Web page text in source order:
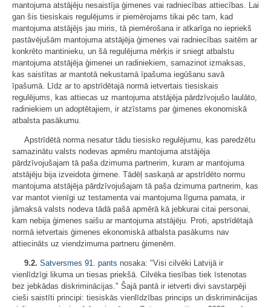
mantojuma atstājēju nesaistīja ģimenes vai radniecības attiecības. Lai
gan šis tiesiskais regulējums ir piemērojams tikai pēc tam, kad
mantojuma atstājējs jau miris, tā piemērošana ir atkarīga no iepriekš
pastāvējušām mantojuma atstājēja ģimenes vai radniecības saitēm ar
konkrēto mantinieku, un šā regulējuma mērķis ir sniegt atbalstu
mantojuma atstājēja ģimenei un radiniekiem, samazinot izmaksas,
kas saistītas ar mantotā nekustamā īpašuma iegūšanu savā
īpašumā. Līdz ar to apstrīdētajā normā ietvertais tiesiskais
regulējums, kas attiecas uz mantojuma atstājēja pārdzīvojušo laulāto,
radiniekiem un adoptētajiem, ir atzīstams par ģimenes ekonomiskā
atbalsta pasākumu.
Apstrīdētā norma nesatur tādu tiesisko regulējumu, kas paredzētu
samazinātu valsts nodevas apmēru mantojuma atstājēja
pārdzīvojušajam tā paša dzimuma partnerim, kuram ar mantojuma
atstājēju bija izveidota ģimene. Tādēļ saskaņā ar apstrīdēto normu
mantojuma atstājēja pārdzīvojušajam tā paša dzimuma partnerim, kas
var mantot vienīgi uz testamenta vai mantojuma līguma pamata, ir
jāmaksā valsts nodeva tādā pašā apmērā kā jebkurai citai personai,
kam nebija ģimenes saišu ar mantojuma atstājēju. Proti, apstrīdētajā
normā ietvertais ģimenes ekonomiskā atbalsta pasākums nav
attiecināts uz viendzimuma partneru ģimenēm.
9.2. Satversmes 91. pants nosaka: "Visi cilvēki Latvijā ir
vienlīdzīgi likuma un tiesas priekšā. Cilvēka tiesības tiek īstenotas
bez jebkādas diskriminācijas." Šajā pantā ir ietverti divi savstarpēji
cieši saistīti principi: tiesiskās vienlīdzības princips un diskriminācijas